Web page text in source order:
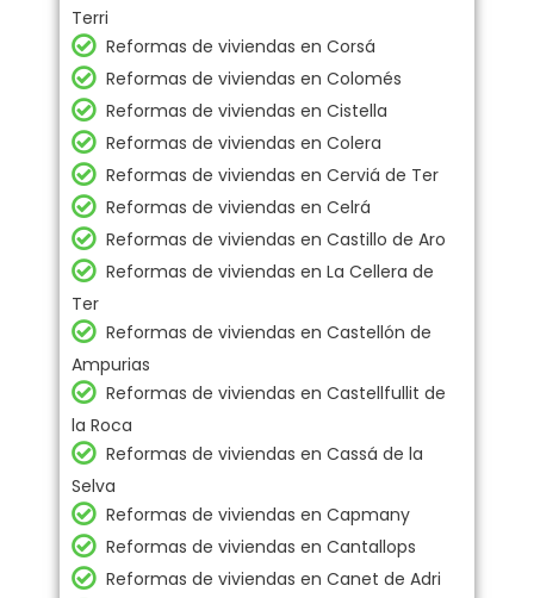
Terri
Reformas de viviendas en Corsá
Reformas de viviendas en Colomés
Reformas de viviendas en Cistella
Reformas de viviendas en Colera
Reformas de viviendas en Cerviá de Ter
Reformas de viviendas en Celrá
Reformas de viviendas en Castillo de Aro
Reformas de viviendas en La Cellera de
Ter
Reformas de viviendas en Castellón de
Ampurias
Reformas de viviendas en Castellfullit de
la Roca
Reformas de viviendas en Cassá de la
Selva
Reformas de viviendas en Capmany
Reformas de viviendas en Cantallops
Reformas de viviendas en Canet de Adri